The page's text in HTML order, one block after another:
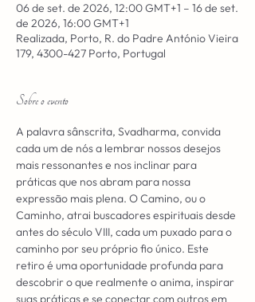
06 de set. de 2026, 12:00 GMT+1 – 16 de set.
de 2026, 16:00 GMT+1
Realizada, Porto, R. do Padre António Vieira
179, 4300-427 Porto, Portugal
Sobre o evento
A palavra sânscrita, Svadharma, convida
cada um de nós a lembrar nossos desejos
mais ressonantes e nos inclinar para
práticas que nos abram para nossa
expressão mais plena. O Camino, ou o
Caminho, atrai buscadores espirituais desde
antes do século VIII, cada um puxado para o
caminho por seu próprio fio único. Este
retiro é uma oportunidade profunda para
descobrir o que realmente o anima, inspirar
suas práticas e se conectar com outros em